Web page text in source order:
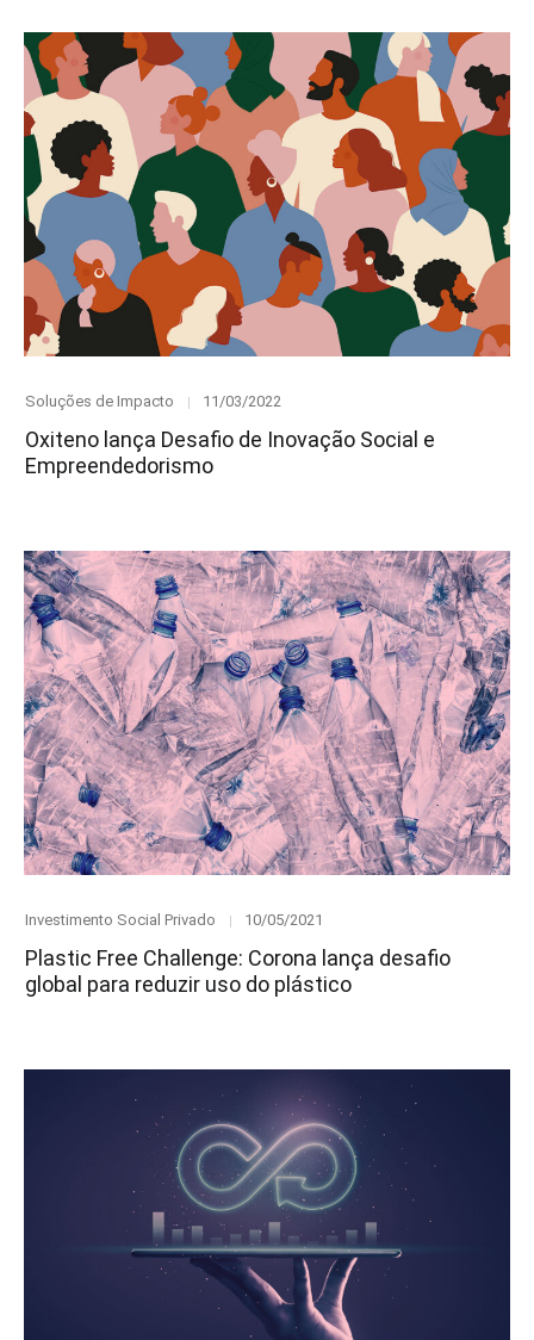
Category
Soluções de Impacto
Posted
11/03/2022
Oxiteno lança Desafio de Inovação Social e
Empreendedorismo
Category
Investimento Social Privado
Posted
10/05/2021
Plastic Free Challenge: Corona lança desafio
global para reduzir uso do plástico